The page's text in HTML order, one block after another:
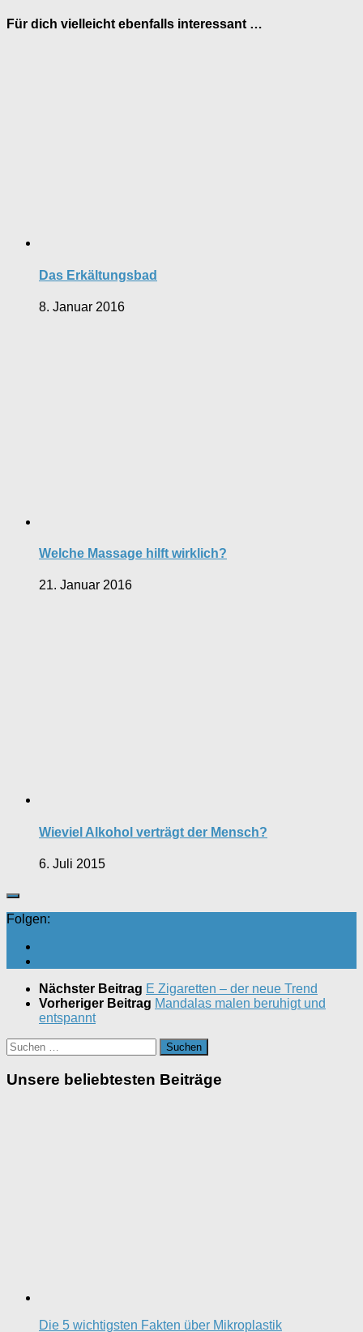
Für dich vielleicht ebenfalls interessant …
Das Erkältungsbad
8. Januar 2016
Welche Massage hilft wirklich?
21. Januar 2016
Wieviel Alkohol verträgt der Mensch?
6. Juli 2015
Folgen:
Nächster Beitrag E Zigaretten – der neue Trend
Vorheriger Beitrag Mandalas malen beruhigt und
entspannt
Suchen
nach:
Unsere beliebtesten Beiträge
Die 5 wichtigsten Fakten über Mikroplastik